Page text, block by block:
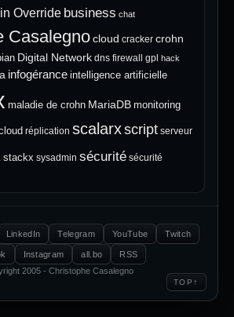
Override business chat
Casalegnocloud cracker crohn
Digital Network dns firewall gpl hack
infogérance intelligence artificielle
maladie de crohn MariaDB monitoring
réplication scalarxscript serveur
stackx sysadmin sécurité sécurité
LinkedIn Telegram YouTube Twitch
Instagram all.bo
RSS
2005 - Christophe Casalegno
TOP ↑